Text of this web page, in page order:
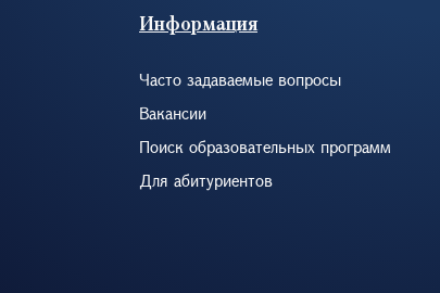
Информация
Часто задаваемые вопросы
Вакансии
Поиск образовательных программ
Для абитуриентов